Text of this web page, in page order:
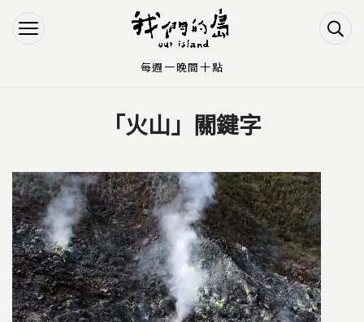
Jump to Navigation
Jump to Main content
「火山」關鍵字
每週一晚間十點